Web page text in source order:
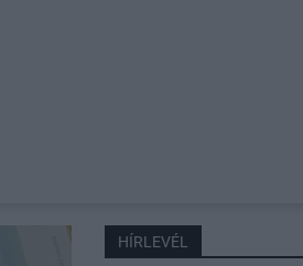
HÍRLEVÉL